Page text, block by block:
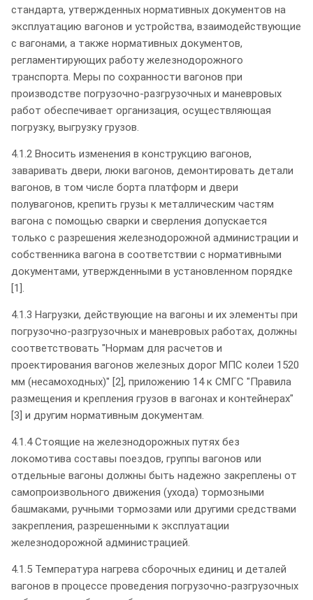
стандарта, утвержденных нормативных документов на
эксплуатацию вагонов и устройства, взаимодействующие
с вагонами, а также нормативных документов,
регламентирующих работу железнодорожного
транспорта. Меры по сохранности вагонов при
производстве погрузочно-разгрузочных и маневровых
работ обеспечивает организация, осуществляющая
погрузку, выгрузку грузов.
4.1.2 Вносить изменения в конструкцию вагонов,
заваривать двери, люки вагонов, демонтировать детали
вагонов, в том числе борта платформ и двери
полувагонов, крепить грузы к металлическим частям
вагона с помощью сварки и сверления допускается
только с разрешения железнодорожной администрации и
собственника вагона в соответствии с нормативными
документами, утвержденными в установленном порядке
[1].
4.1.3 Нагрузки, действующие на вагоны и их элементы при
погрузочно-разгрузочных и маневровых работах, должны
соответствовать "Нормам для расчетов и
проектирования вагонов железных дорог МПС колеи 1520
мм (несамоходных)" [2], приложению 14 к СМГС "Правила
размещения и крепления грузов в вагонах и контейнерах"
[3] и другим нормативным документам.
4.1.4 Стоящие на железнодорожных путях без
локомотива составы поездов, группы вагонов или
отдельные вагоны должны быть надежно закреплены от
самопроизвольного движения (ухода) тормозными
башмаками, ручными тормозами или другими средствами
закрепления, разрешенными к эксплуатации
железнодорожной администрацией.
4.1.5 Температура нагрева сборочных единиц и деталей
вагонов в процессе проведения погрузочно-разгрузочных